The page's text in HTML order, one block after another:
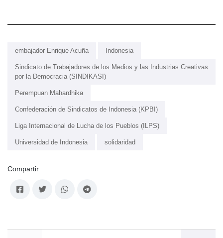
embajador Enrique Acuña Indonesia
Sindicato de Trabajadores de los Medios y las Industrias Creativas
por la Democracia (SINDIKASI)
Perempuan Mahardhika
Confederación de Sindicatos de Indonesia (KPBI)
Liga Internacional de Lucha de los Pueblos (ILPS)
Universidad de Indonesia solidaridad
Compartir